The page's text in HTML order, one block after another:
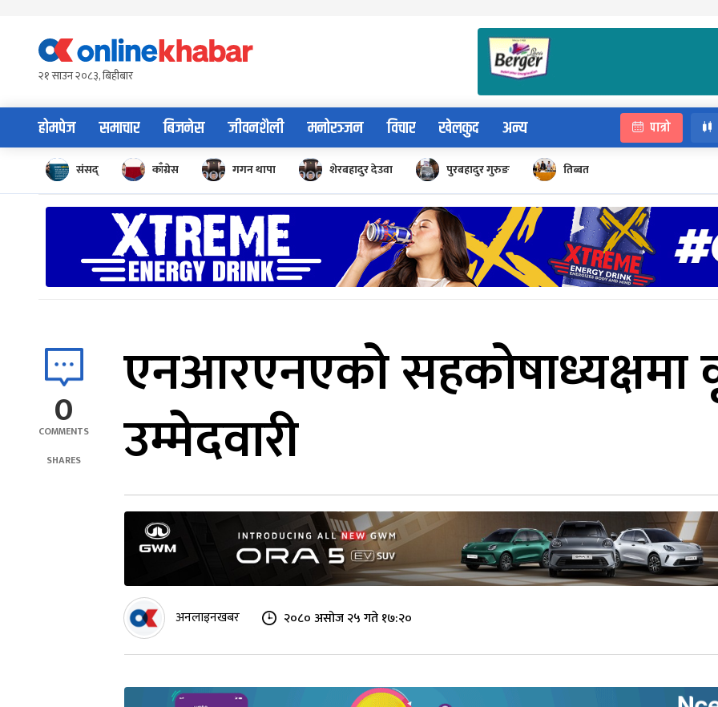
content२१ साउन २०८३, बिहीबार
होमपेज समाचार बिजनेस जीवनशैली मनोरञ्जन विचार खेलकुद अन्य पात्रो
संसद् काँग्रेस गगन थापा शेरबहादुर देउवा पुरबहादुर गुरुङ तिब्बत
0
COMMENTS
SHARES
एनआरएनएको सहकोषाध्यक्षमा
उम्मेदवारी
अनलाइनखबर २०८० असोज २५ गते १७:२०